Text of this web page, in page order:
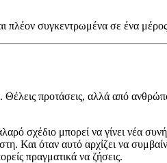
πλέον συγκεντρωμένα σε ένα
Θέλεις προτάσεις, αλλά από
σχέδιο μπορεί να γίνει νέα
Και όταν αυτό αρχίζει να
πραγματικά να ζήσεις.